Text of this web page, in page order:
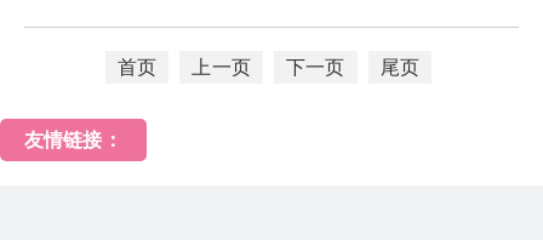
首页 上一页 下一页 尾页
友情链接：